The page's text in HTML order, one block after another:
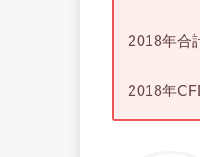
2018年
2018年